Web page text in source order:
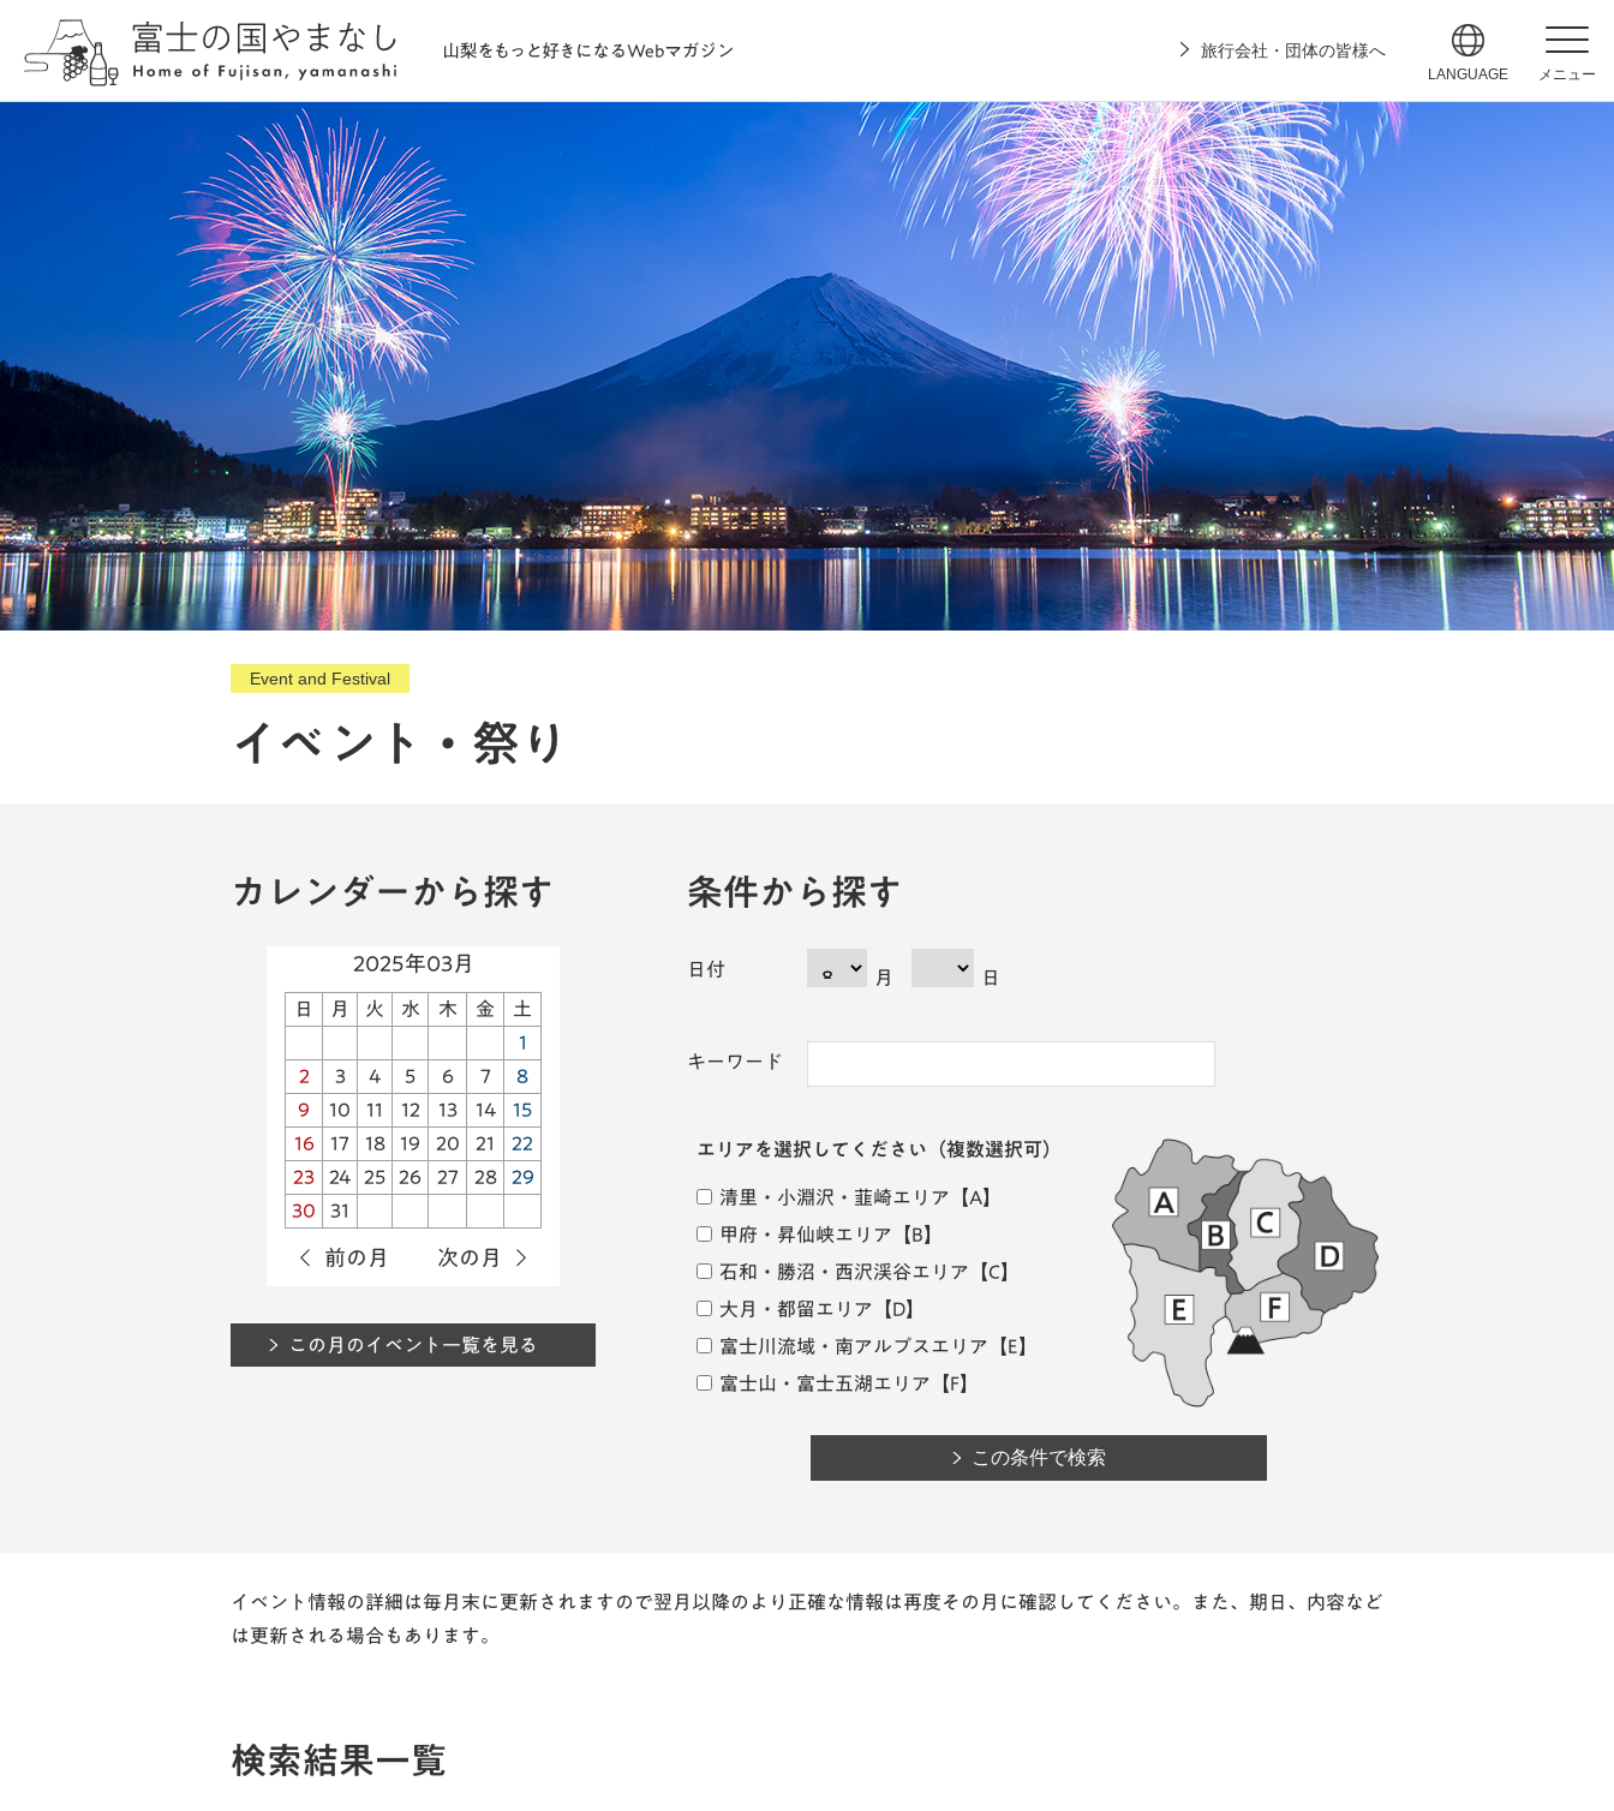
旅行会社・団体の皆様へ
LANGUAGE メニュー
Event and Festival
イベント・祭り
カレンダーから探す
2025年03月
日 月 火 水 木 金
土
1
2
3 4 5 6 7
8
9
10 11 12 13 14
15
16
17 18 19 20 21
22
23
24 25 26 27 28
29
30
31
前の月 次の月
この月のイベント一覧を見る
条件から探す
日付 月 日
キーワード
エリアを選択してください （複数選択可）
清里・小淵沢・韮崎エリア 【A】
甲府・昇仙峡エリア 【B】
石和・勝沼・西沢渓谷エリア 【C】
大月・都留エリア 【D】
富士川流域・南アルプスエリア 【E】
富士山・富士五湖エリア 【F】
イベント情報の詳細は毎月末に更新されますので翌月以降のより正確な情報は再度その月に確認してください。また、期日、内容など
は更新される場合もあります。
検索結果一覧